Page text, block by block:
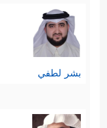
الحقِّ وإبطال
ٱلۡبَـٰطِلَ وَلَوۡ كَرِهَ
لم ينتبه له
بشر لطفي